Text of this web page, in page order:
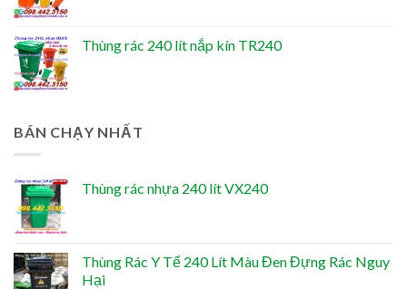
Thùng rác 240 lít nắp kín TR240
BÁN CHẠY NHẤT
Thùng rác nhựa 240 lít VX240
Thùng Rác Y Tế 240 Lít Màu Đen Đựng Rác Nguy
Hại